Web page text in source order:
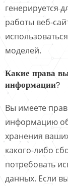
генерируется
работы веб-
моделей.
Какие права
информации?
Вы имеете
информацию об
хранения
какого-либо
потребовать
данных. Если